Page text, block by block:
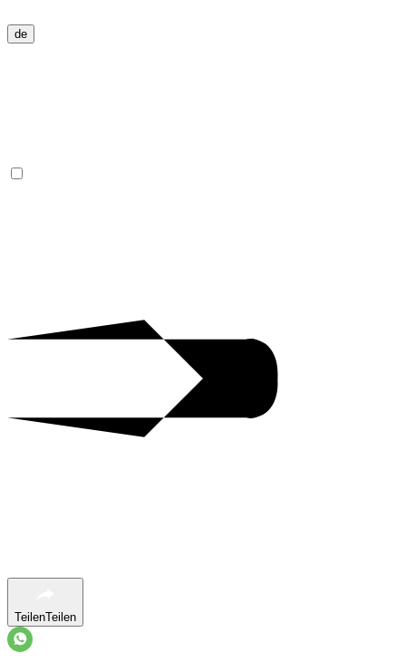
de
TeilenTeilen